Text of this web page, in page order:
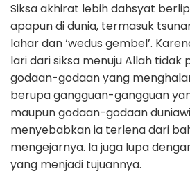
Siksa akhirat lebih dahsyat
apapun di dunia, termasuk
lahar dan ‘wedus gembel’.
lari dari siksa menuju Allah tidak
godaan-godaan yang
berupa gangguan-gangguan
maupun godaan-godaan
menyebabkan ia terlena dari
mengejarnya. Ia juga lupa
yang menjadi tujuannya.